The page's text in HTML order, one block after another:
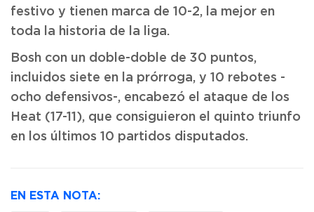
festivo y tienen marca de 10-2, la mejor en
toda la historia de la liga.
Bosh con un doble-doble de 30 puntos,
incluidos siete en la prórroga, y 10 rebotes -
ocho defensivos-, encabezó el ataque de los
Heat (17-11), que consiguieron el quinto triunfo
en los últimos 10 partidos disputados.
EN ESTA NOTA: